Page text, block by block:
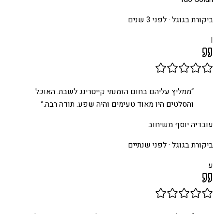
ביקורת בגוגל ·לפני 3 שנים
I
“ממליץ עליהם בחום הזמנתי קייטרינג לשבת. האוכל
והסלטים היו מאוד טעימים והיה שפע. תודה רבה.”
עובדיה יוסף משיחוב
ביקורת בגוגל ·לפני שנתיים
ע